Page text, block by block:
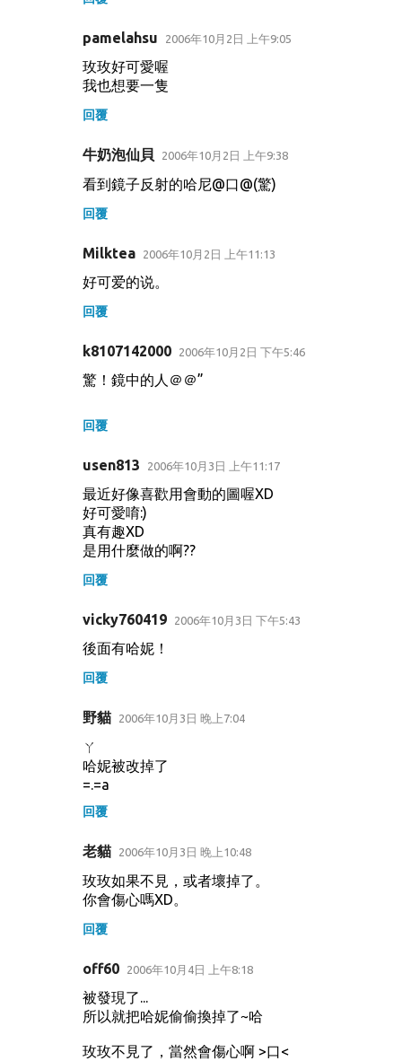
pamelahsu 2006年10月2日 上午9:05
玫玫好可愛喔
我也想要一隻
回覆
牛奶泡仙貝 2006年10月2日 上午9:38
看到鏡子反射的哈尼@口@(驚)
回覆
Milktea 2006年10月2日 上午11:13
好可爱的说。
回覆
k8107142000 2006年10月2日 下午5:46
驚！鏡中的人＠＠”
回覆
usen813 2006年10月3日 上午11:17
最近好像喜歡用會動的圖喔XD
好可愛唷:)
真有趣XD
是用什麼做的啊??
回覆
vicky760419 2006年10月3日 下午5:43
後面有哈妮！
回覆
野貓 2006年10月3日 晚上7:04
ㄚ
哈妮被改掉了
=.=a
回覆
老貓 2006年10月3日 晚上10:48
玫玫如果不見，或者壞掉了。
你會傷心嗎XD。
回覆
off60 2006年10月4日 上午8:18
被發現了...
所以就把哈妮偷偷換掉了~哈
玫玫不見了，當然會傷心啊 >口<